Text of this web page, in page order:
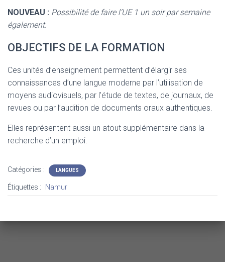
NOUVEAU : Possibilité de faire l’UE 1 un soir par semaine
également.
OBJECTIFS DE LA FORMATION
Ces unités d’enseignement permettent d’élargir ses
connaissances d’une langue moderne par l’utilisation de
moyens audiovisuels, par l’étude de textes, de journaux, de
revues ou par l’audition de documents oraux authentiques.
Elles représentent aussi un atout supplémentaire dans la
recherche d’un emploi.
Catégories : LANGUES
Étiquettes : Namur